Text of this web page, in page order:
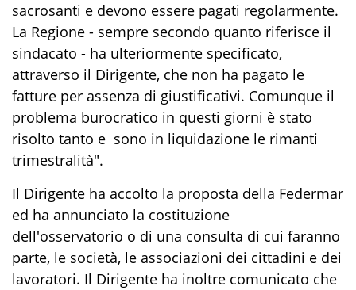
sacrosanti e devono essere pagati regolarmente.
La Regione - sempre secondo quanto riferisce il
sindacato - ha ulteriormente specificato,
attraverso il Dirigente, che non ha pagato le
fatture per assenza di giustificativi. Comunque il
problema burocratico in questi giorni è stato
risolto tanto e sono in liquidazione le rimanti
trimestralità".
Il Dirigente ha accolto la proposta della Federmar
ed ha annunciato la costituzione
dell'osservatorio o di una consulta di cui faranno
parte, le società, le associazioni dei cittadini e dei
lavoratori. Il Dirigente ha inoltre comunicato che